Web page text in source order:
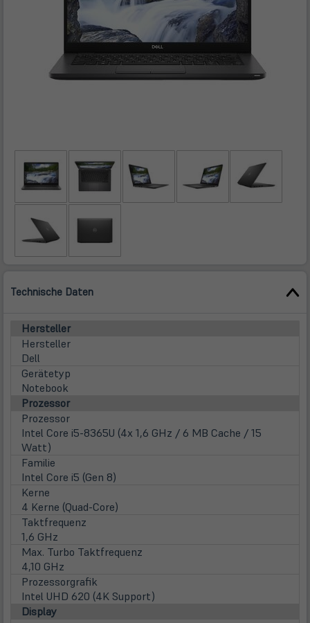
Technische Daten
Hersteller
Hersteller
Dell
Gerätetyp
Notebook
Prozessor
Prozessor
Intel Core i5-8365U (4x 1,6 GHz / 6 MB Cache / 15
Watt)
Familie
Intel Core i5 (Gen 8)
Kerne
4 Kerne (Quad-Core)
Taktfrequenz
1,6 GHz
Max. Turbo Taktfrequenz
4,10 GHz
Prozessorgrafik
Intel UHD 620 (4K Support)
Display